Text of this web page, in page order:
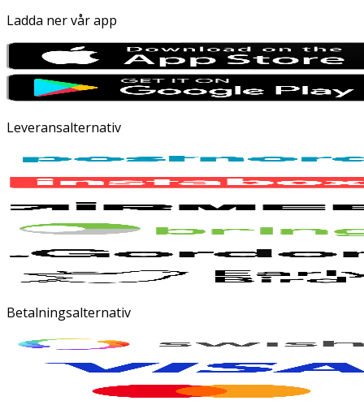
Ladda ner vår app
Leveransalternativ
Betalningsalternativ